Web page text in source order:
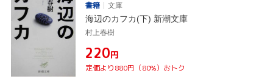
書籍
文庫
海辺のカフカ(下) 新潮文庫
村上春樹
¥220円
定価より880円（80%）おトク